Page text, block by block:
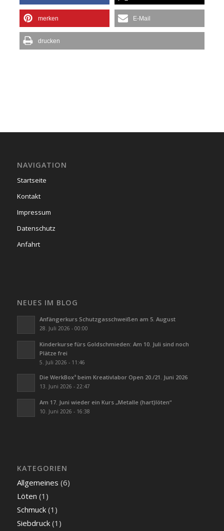
merken E-Mail
drucken
NAVIGATION
Startseite
Kontakt
Impressum
Datenschutz
Anfahrt
NEUES IM BLOG
Anfängerkurs Schutzgasschweißen am 5. August
28. Juli 2026 - 00:00
Kinderkurse fürs Goldschmieden: Am 10. Juli sind noch
Plätze frei
5. Juli 2026 - 11:46
Die WerkBox³ beim Kreativlabor Open 20./21. Juni 2026
13. Juni 2026 - 22:47
Am 17. Juni wieder ein Kurs „Metalle (hart)löten“
10. Juni 2026 - 16:38
KATEGORIEN
Allgemeines (6)
Löten (1)
Schmuck(1)
Siebdruck(1)